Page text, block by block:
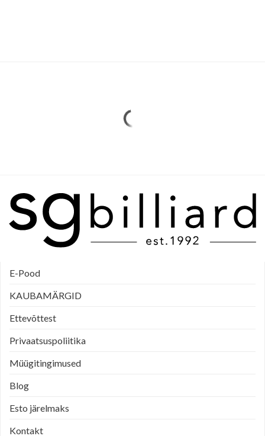
E-Pood
KAUBAMÄRGID
Ettevõttest
Privaatsuspoliitika
Müügitingimused
Blog
Esto järelmaks
Kontakt